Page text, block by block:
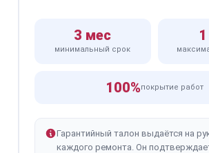
3 мес
минимальный срок
100%покрытие работ
Гарантийный талон выдаётся на
каждого ремонта. Он